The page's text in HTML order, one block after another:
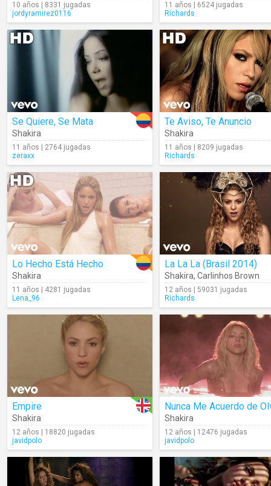
10 años | 8331 jugadas
jordyramirez0116
11 años | 6524 jugadas
Richards
Se Quiere, Se Mata
Shakira
11 años | 2764 jugadas
zeraxx
Te Aviso, Te Anuncio
Shakira
11 años | 8209 jugadas
Richards
Lo Hecho Está Hecho
Shakira
11 años | 4281 jugadas
Lena_96
La La La (Brasil 2014)
Shakira, Carlinhos Brown
12 años | 59031 jugadas
Richards
Empire
Shakira
12 años | 18820 jugadas
javidpolo
Shakira
12 años | 12476 jugadas
javidpolo